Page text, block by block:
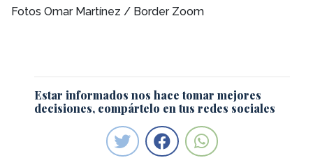
Fotos Omar Martínez / Border Zoom
Estar informados nos hace tomar mejores
decisiones, compártelo en tus redes sociales